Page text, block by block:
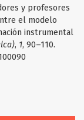
y profesores
el modelo
instrumental
, 1, 90–110.